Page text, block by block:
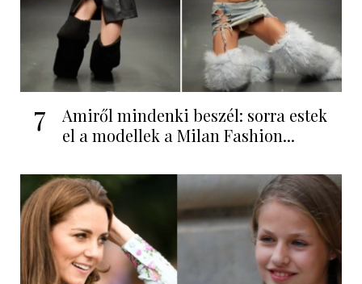
7
Amiről mindenki beszél: sorra estek
el a modellek a Milan Fashion...